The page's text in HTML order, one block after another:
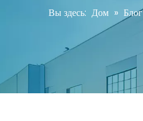
Вы здесь: Дом » Блог